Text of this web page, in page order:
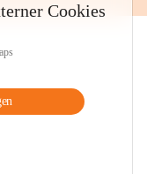
Cookies